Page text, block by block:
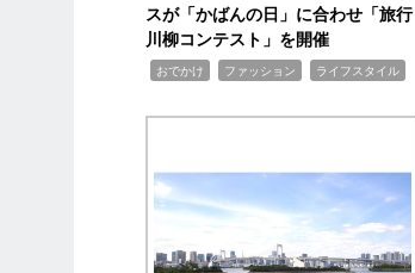
スが「かばんの日」に合わせ「旅行
川柳コンテスト」を開催
おでかけ ファッション ライフスタイル